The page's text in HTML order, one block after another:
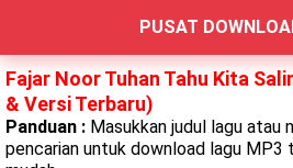
PUSAT
Fajar Noor Tuhan Tahu Kita
& Versi Terbaru)
Panduan : Masukkan judul lagu atau
pencarian untuk download lagu MP3